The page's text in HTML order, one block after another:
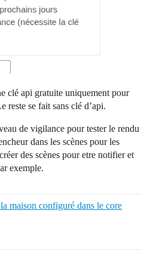
clé api gratuite uniquement pour
reste se fait sans clé d’api.
de vigilance pour tester le rendu
dans les scènes pour les
des scènes pour etre notifier et
exemple.
maison configuré dans le core